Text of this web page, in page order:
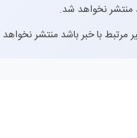
منتشر نخواهد شد.
مرتبط با خبر باشد منتشر